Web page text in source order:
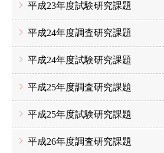
平成23年度試験研究課題
平成24年度調査研究課題
平成24年度試験研究課題
平成25年度調査研究課題
平成25年度試験研究課題
平成26年度調査研究課題